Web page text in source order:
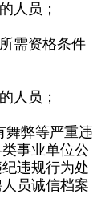
人员；
需资格条件
人员；
弊等严重违
事业单位公
违规行为处
员诚信档案